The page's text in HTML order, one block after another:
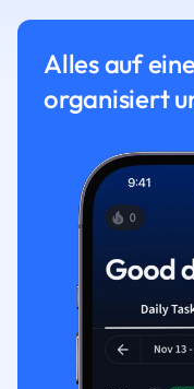
Alles auf
organisiert